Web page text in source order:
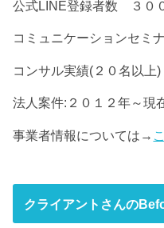
公式LINE登録者数 ３０
コミュニケーションセミ
コンサル実績(２０名以上)
法人案件:２０１２年～現
事業者情報については→
クライアントさんの